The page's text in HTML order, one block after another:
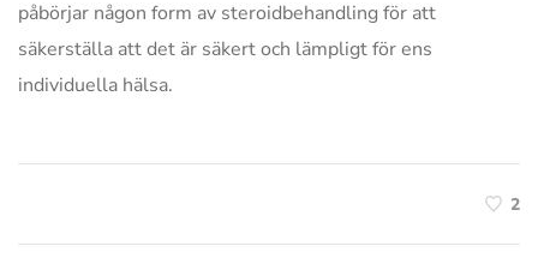
påbörjar någon form av steroidbehandling för att
säkerställa att det är säkert och lämpligt för ens
individuella hälsa.
2